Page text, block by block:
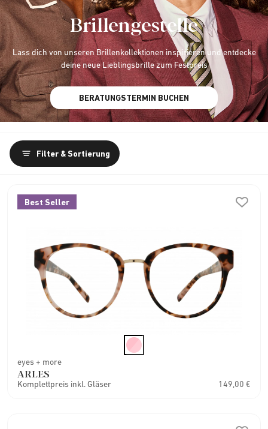
Brillengestelle
Lass dich von unseren Brillenkollektionen inspirieren und entdecke
deine neue Lieblingsbrille zum Festpreis
BERATUNGSTERMIN BUCHEN
Filter & Sortierung
Best Seller
eyes + more
ARLES
Komplettpreis inkl. Gläser 149,00 €